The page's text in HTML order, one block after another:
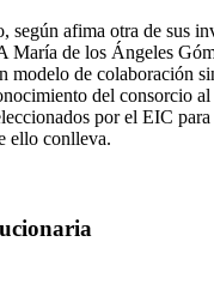
según afima otra de sus
María de los Ángeles
modelo de colaboración
del consorcio
por el EIC para
ello conlleva.